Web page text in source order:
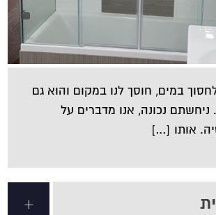
במים, חוסך לנו במקום והוא גם
נכונה, אנו מדברים על
אותו […]
+